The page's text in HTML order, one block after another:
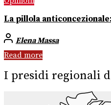
La pillola
Elena Massa
Read more
I presidi regionali